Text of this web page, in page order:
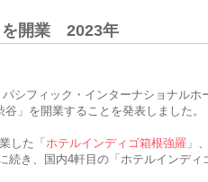
を開業 2023年
シフィック・インターナショナル
」を開業することを発表しました。
した「 ホテルインディゴ箱根強羅 」
続き、国内4軒目の「ホテルインディ